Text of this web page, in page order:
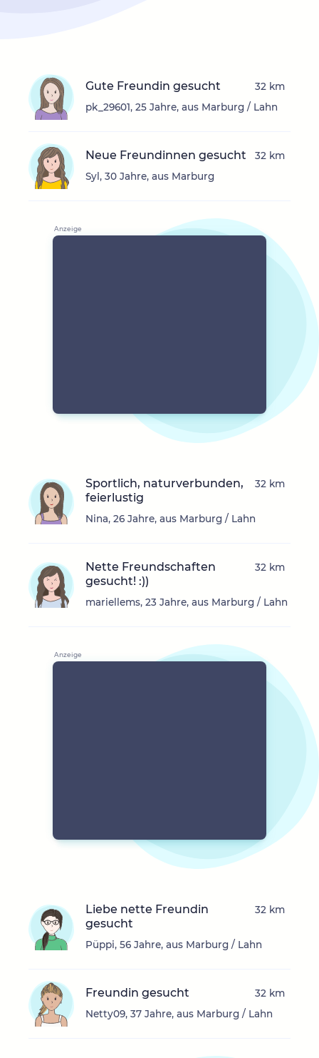
Gute Freundin gesucht
pk_29601, 25 Jahre, aus Marburg / Lahn
32 km
Neue Freundinnen gesucht
Syl, 30 Jahre, aus Marburg
32 km
Sportlich, naturverbunden,
feierlustig
Nina, 26 Jahre, aus Marburg / Lahn
32 km
Nette Freundschaften
gesucht! :))
mariellems, 23 Jahre, aus Marburg / Lahn
32 km
Liebe nette Freundin
gesucht
Püppi, 56 Jahre, aus Marburg / Lahn
32 km
Freundin gesucht
Netty09, 37 Jahre, aus Marburg / Lahn
32 km